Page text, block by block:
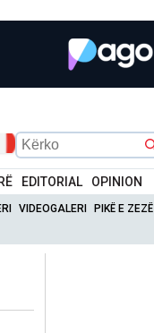
EDITORIAL OPINION
VIDEOGALERI PIKË E ZEZË